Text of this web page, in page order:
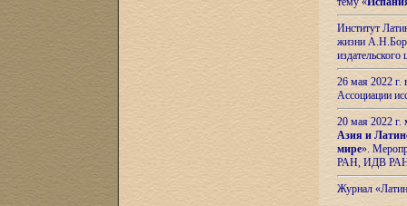
Институт
жизни
26 мая 2022
Ассоциации
20 мая 2022
Азия и
мире».
РАН, ИДВ
Журнал